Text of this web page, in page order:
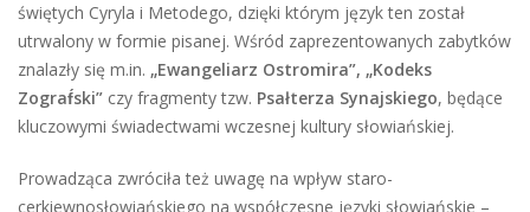
świętych Cyryla i Metodego, dzięki którym język ten został
utrwalony w formie pisanej. Wśród zaprezentowanych zabytków
znalazły się m.in. „Ewangeliarz Ostromira”, „Kodeks
Zograf́ski” czy fragmenty tzw. Psałterza Synajskiego, będące
kluczowymi świadectwami wczesnej kultury słowiańskiej.
Prowadząca zwróciła też uwagę na wpływ staro-
cerkiewnosłowiańskiego na współczesne języki słowiańskie –